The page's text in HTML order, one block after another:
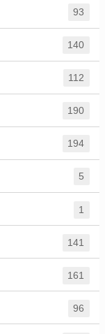
93
140
112
190
194
5
1
141
161
96